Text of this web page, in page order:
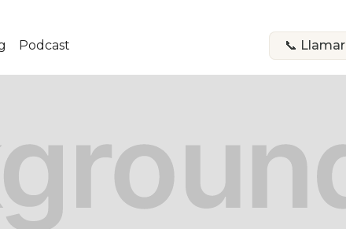
Podcast 📞 Llamar